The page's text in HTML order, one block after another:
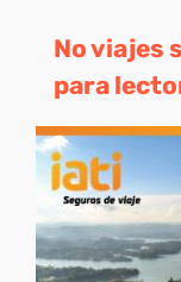
No viajes
para